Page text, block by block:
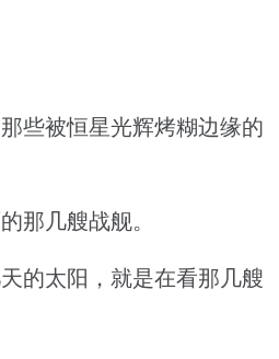
些被恒星光辉烤糊边缘的
那几艘战舰。
的太阳，就是在看那几艘